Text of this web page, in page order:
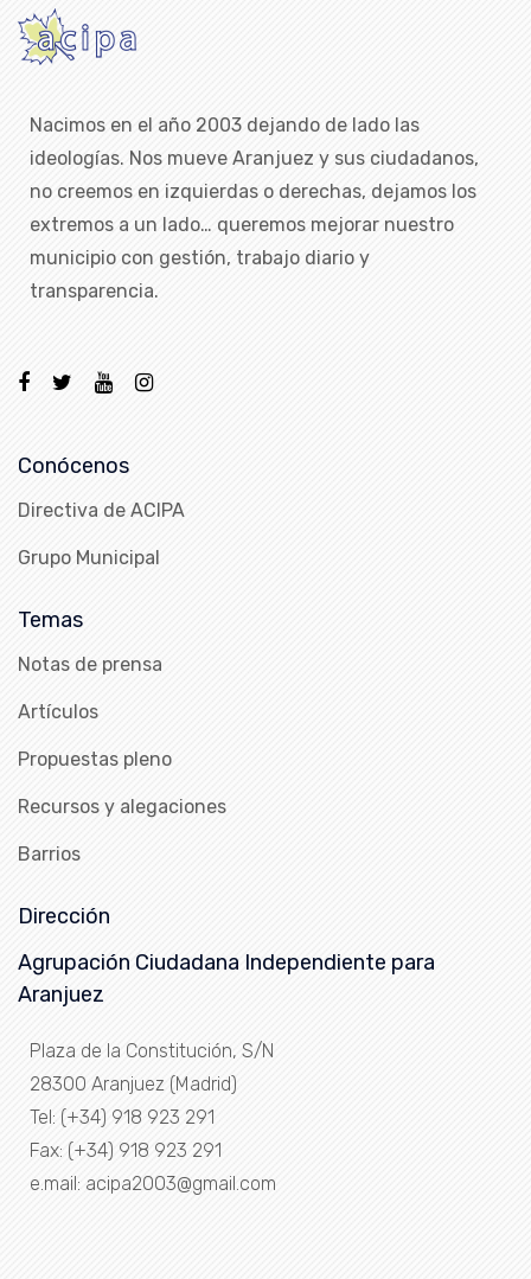
Nacimos en el año 2003 dejando de lado las
ideologías. Nos mueve Aranjuez y sus ciudadanos,
no creemos en izquierdas o derechas, dejamos los
extremos a un lado… queremos mejorar nuestro
municipio con gestión, trabajo diario y
transparencia.
Conócenos
Directiva de ACIPA
Grupo Municipal
Temas
Notas de prensa
Artículos
Propuestas pleno
Recursos y alegaciones
Barrios
Dirección
Agrupación Ciudadana Independiente para
Aranjuez
Plaza de la Constitución, S/N
28300 Aranjuez (Madrid)
Tel: (+34) 918 923 291
Fax: (+34) 918 923 291
e.mail: acipa2003@gmail.com